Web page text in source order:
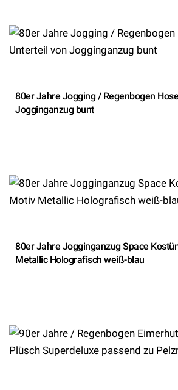
80er Jahre Jogging / Regenbogen
Jogginganzug bunt
80er Jahre Jogginganzug Space
Metallic Holografisch weiß-blau